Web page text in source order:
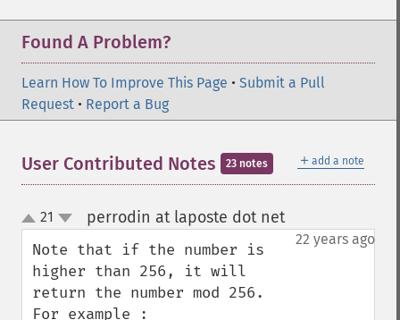
Found A Problem?
Learn How To Improve This Page • Submit a Pull
Request • Report a Bug
＋ add a note
User Contributed Notes 23 notes
up
down
21 perrodin at laposte dot net¶
22 years ago
Note that if the number is
higher than 256, it will
return the number mod 256.
For example :